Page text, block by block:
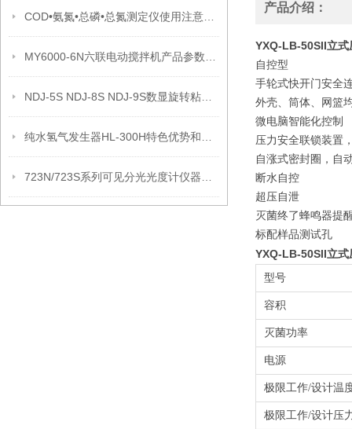
产品介绍：
YXQ-LB-50SII立式
自控型
手轮式快开门安全
外壳、筒体、网篮
微电脑智能化控制
压力安全联锁装置
自涨式密封圈，自
断水自控
超压自泄
灭菌终了蜂鸣器提
标配样品测试孔
YXQ-LB-50SII立式
型号
容积
灭菌功率
电源
极限工作/设计温
极限工作/设计压